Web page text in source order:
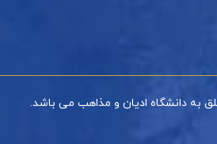
به دانشگاه ادیان و مذاهب می باشد.